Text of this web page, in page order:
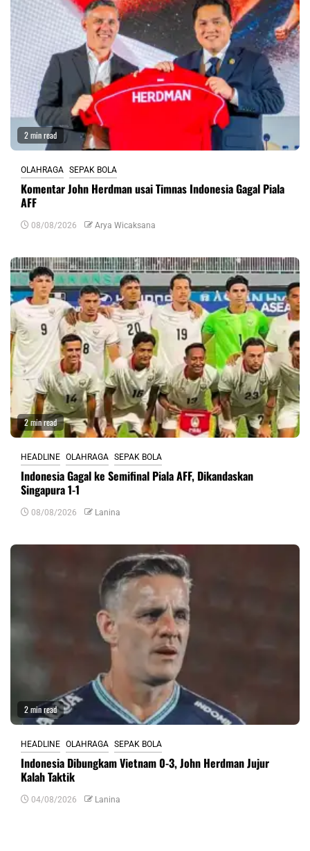
2 min read
OLAHRAGA SEPAK BOLA
Komentar John Herdman usai Timnas Indonesia Gagal Piala
AFF
08/08/2026 Arya Wicaksana
2 min read
HEADLINE OLAHRAGA SEPAK BOLA
Indonesia Gagal ke Semifinal Piala AFF, Dikandaskan
Singapura 1-1
08/08/2026 Lanina
2 min read
HEADLINE OLAHRAGA SEPAK BOLA
Indonesia Dibungkam Vietnam 0-3, John Herdman Jujur
Kalah Taktik
04/08/2026 Lanina